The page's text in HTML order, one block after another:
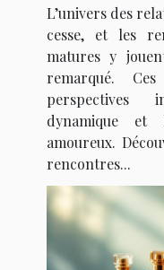
L’univers des
cesse, et les
matures y
remarqué.
perspectives
dynamique
amoureux.
rencontres...